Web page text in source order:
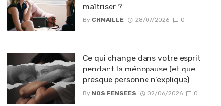
maîtriser ?
By CHMAILLE 28/07/2026 0
Ce qui change dans votre esprit
pendant la ménopause (et que
presque personne n’explique)
By NOS PENSEES 02/06/2026 0